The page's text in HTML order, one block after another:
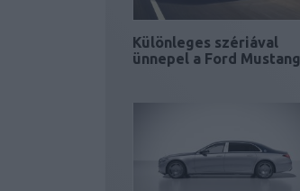
Különleges szériával
ünnepel a Ford Mustang